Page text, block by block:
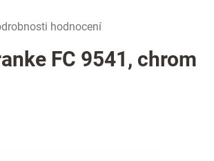
hodnocení
FC 9541, chrom